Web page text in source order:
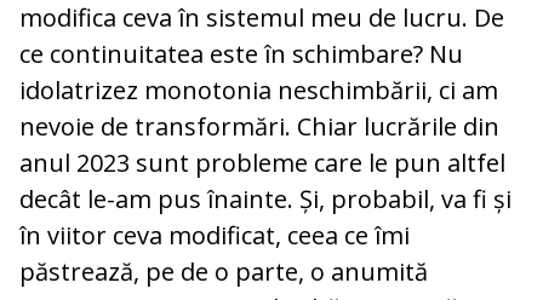
modifica ceva în sistemul meu de lucru. De
ce continuitatea este în schimbare? Nu
idolatrizez monotonia neschimbării, ci am
nevoie de transformări. Chiar lucrările din
anul 2023 sunt probleme care le pun altfel
decât le-am pus înainte. Și, probabil, va fi și
în viitor ceva modificat, ceea ce îmi
păstrează, pe de o parte, o anumită